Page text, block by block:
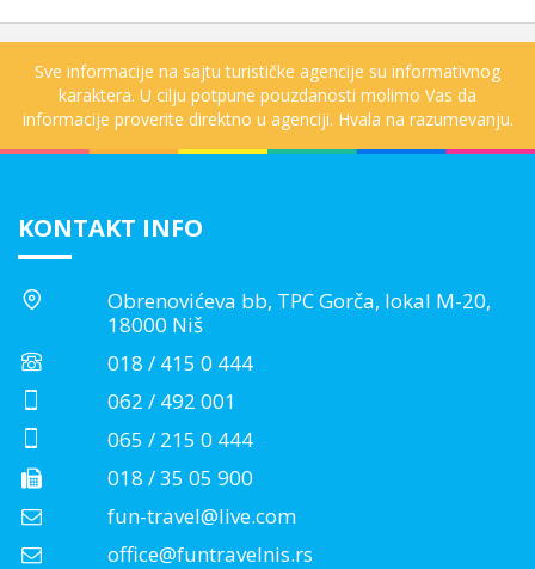
Sve informacije na sajtu turističke agencije su informativnog
karaktera. U cilju potpune pouzdanosti molimo Vas da
informacije proverite direktno u agenciji. Hvala na razumevanju.
KONTAKT INFO
Obrenovićeva bb, TPC Gorča, lokal M-20,
18000 Niš
018 / 415 0 444
062 / 492 001
065 / 215 0 444
018 / 35 05 900
fun-travel@live.com
office@funtravelnis.rs